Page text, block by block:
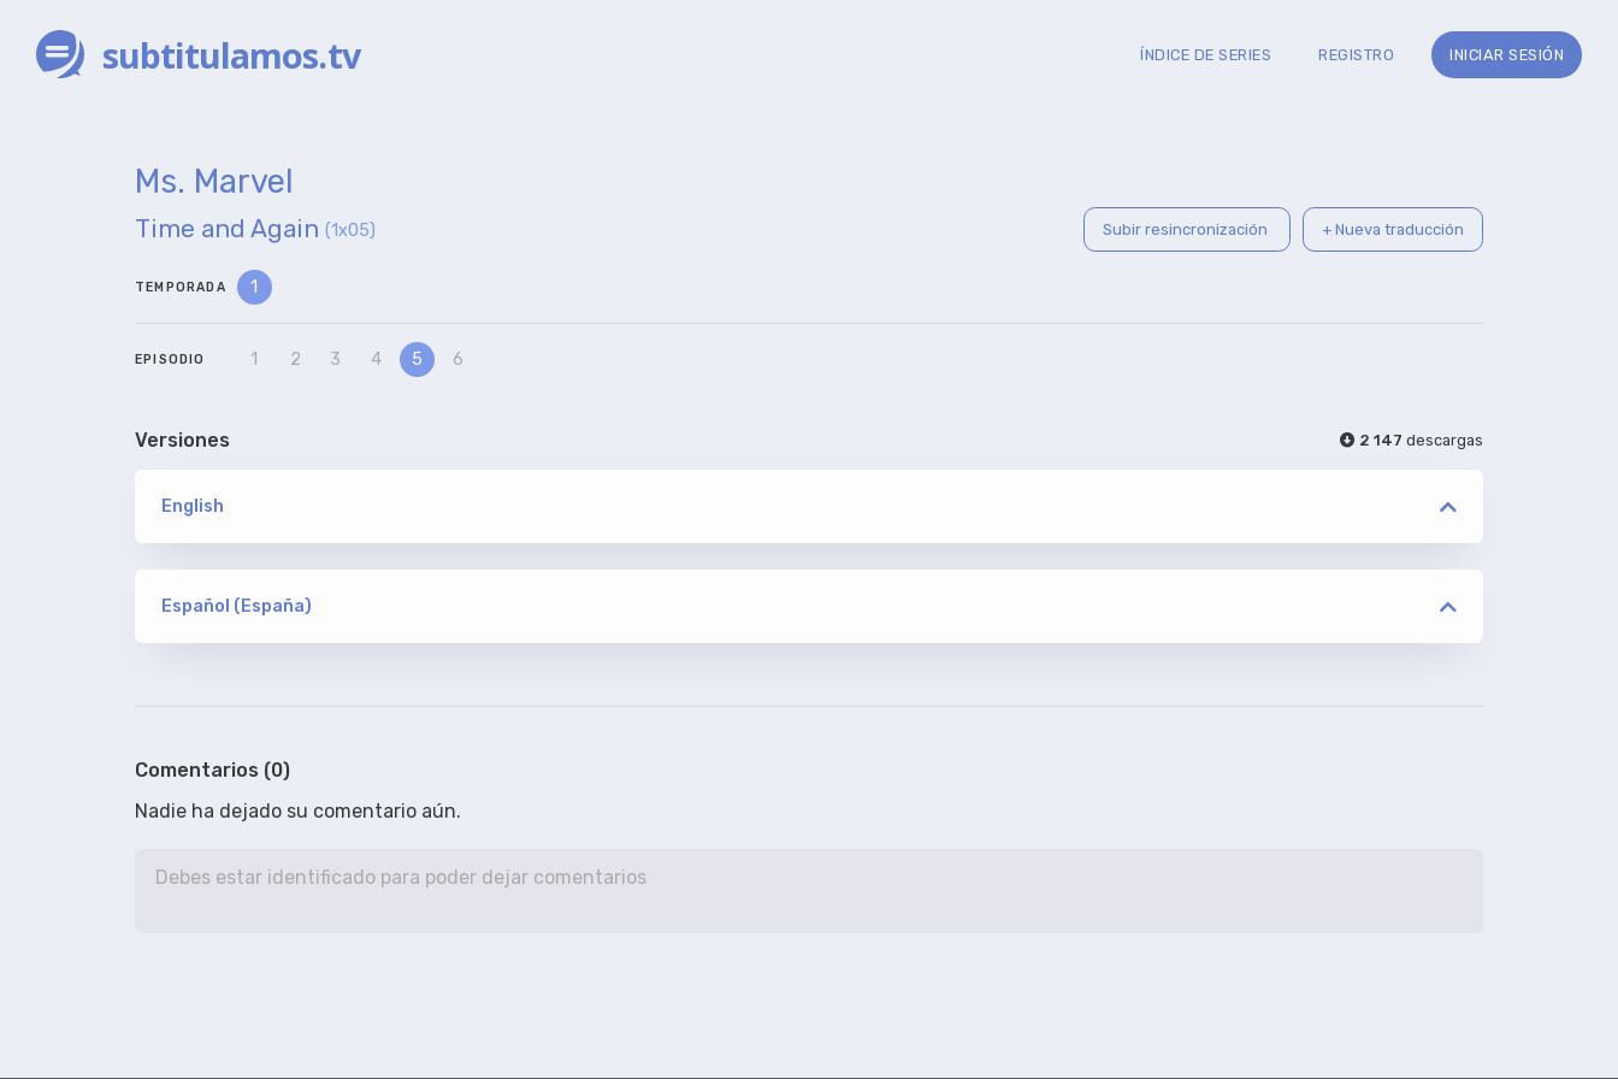
subtitulamos.tv ÍNDICE DE SERIES REGISTRO INICIAR SESIÓN
Ms. Marvel
Time and Again (1x05) Subir resincronización + Nueva traducción
TEMPORADA 1
EPISODIO 1 2 3 4 5 6
Versiones 2 147 descargas
English
ION10
De www.subtitulamos.tv
Español (España)
ION10
100%
Comentarios (0)
Nadie ha dejado su comentario aún.